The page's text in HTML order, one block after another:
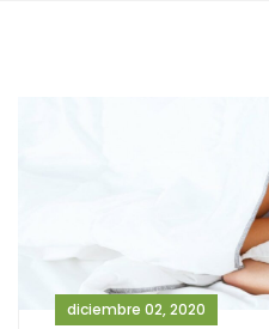
diciembre 02, 2020